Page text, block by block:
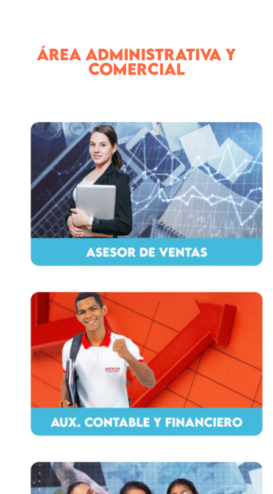
ÁREA ADMINISTRATIVA Y
COMERCIAL